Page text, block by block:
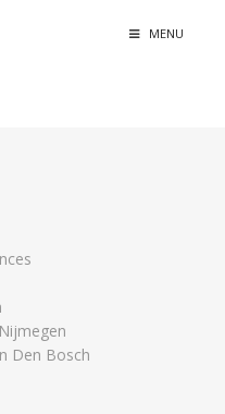
MENU
Den Bosch